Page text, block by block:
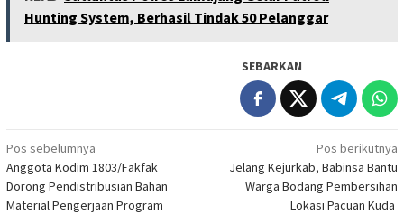
Hunting System, Berhasil Tindak 50 Pelanggar
SEBARKAN
Navigasi
pos
Pos sebelumnya
Anggota Kodim 1803/Fakfak
Dorong Pendistribusian Bahan
Material Pengerjaan Program
Pos berikutnya
Jelang Kejurkab, Babinsa Bantu
Warga Bodang Pembersihan
Lokasi Pacuan Kuda